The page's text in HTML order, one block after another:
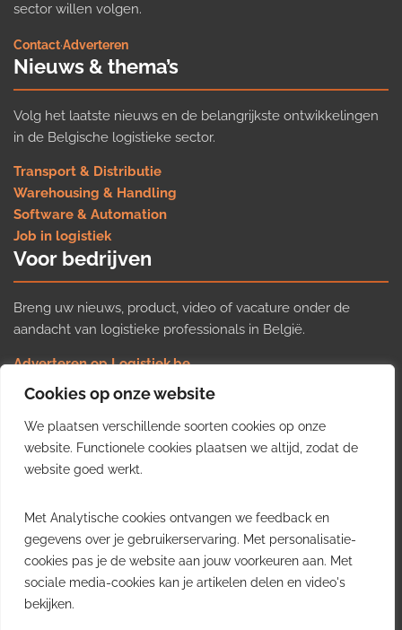
Cookies op onze website
We plaatsen verschillende soorten cookies op onze
website. Functionele cookies plaatsen we altijd, zodat de
website goed werkt.
Met Analytische cookies ontvangen we feedback en
gegevens over je gebruikerservaring. Met personalisatie-
cookies pas je de website aan jouw voorkeuren aan. Met
sociale media-cookies kan je artikelen delen en video's
bekijken.
sector willen volgen.
Contact·Adverteren
Nieuws & thema’s
Volg het laatste nieuws en de belangrijkste ontwikkelingen
in de Belgische logistieke sector.
Transport & Distributie
Warehousing & Handling
Software & Automation
Job in logistiek
Voor bedrijven
Breng uw nieuws, product, video of vacature onder de
aandacht van logistieke professionals in België.
Adverteren op Logistiek.be
Nieuws insturen
Uw video op Logistiek.TV
Job plaatsen
Gratis wekelijkse update
inzichten uit de Belgische logistieke sector in uw inbox.
Ontvang je gratis
wekelijkse update